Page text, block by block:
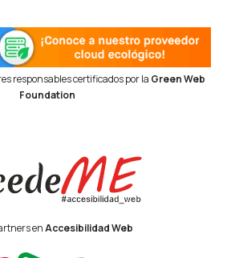
responsables certificados por la Green Web
Foundation
enAccesibilidad Web